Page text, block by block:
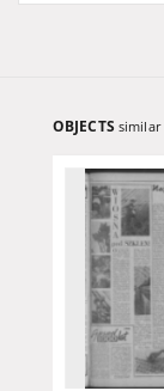
OBJECTS similar